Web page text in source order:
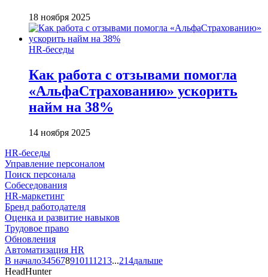
18 ноября 2025
HR-беседы
Как работа с отзывами помогла
«АльфаСтрахованию» ускорить
найм на 38%
14 ноября 2025
HR-беседы
Управление персоналом
Поиск персонала
Собеседования
HR-маркетинг
Бренд работодателя
Оценка и развитие навыков
Трудовое право
Обновления
Автоматизация HR
В начало345678910111213...214дальше
HeadHunter